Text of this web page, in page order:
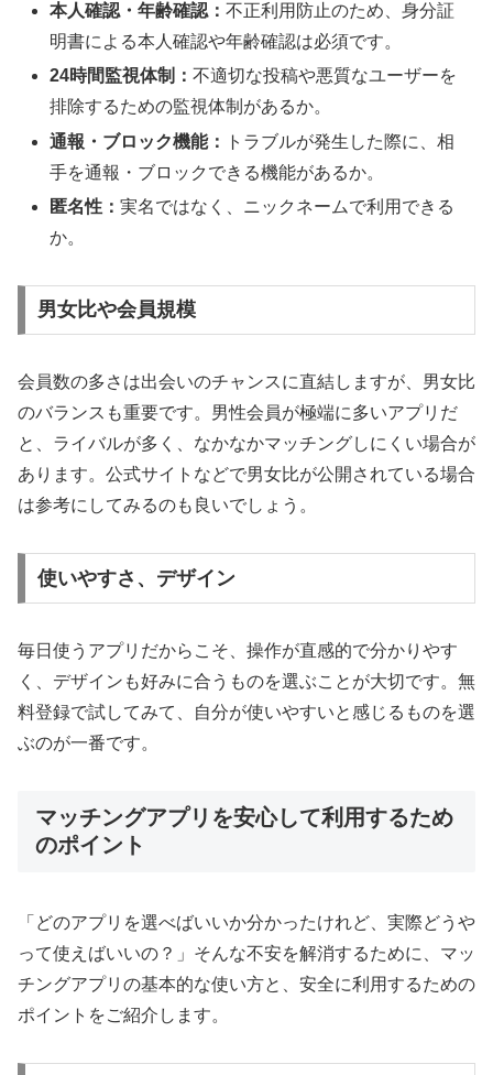
本人確認・年齢確認：不正利用防止のため、身分証
明書による本人確認や年齢確認は必須です。
24時間監視体制：不適切な投稿や悪質なユーザーを
排除するための監視体制があるか。
通報・ブロック機能：
トラブルが発生した際に、相
手を通報・ブロックできる機能があるか。
匿名性：実名ではなく、ニックネームで利用できる
か。
男女比や会員規模
会員数の多さは出会いのチャンスに直結しますが、男女比
のバランスも重要です。男性会員が極端に多いアプリだ
と、ライバルが多く、なかなかマッチングしにくい場合が
あります。公式サイトなどで男女比が公開されている場合
は参考にしてみるのも良いでしょう。
使いやすさ、デザイン
毎日使うアプリだからこそ、操作が直感的で分かりやす
く、デザインも好みに合うものを選ぶことが大切です。無
料登録で試してみて、自分が使いやすいと感じるものを選
ぶのが一番です。
マッチングアプリを安心して利用するため
のポイント
「どのアプリを選べばいいか分かったけれど、実際どうや
って使えばいいの？」そんな不安を解消するために、マッ
チングアプリの基本的な使い方と、安全に利用するための
ポイントをご紹介します。